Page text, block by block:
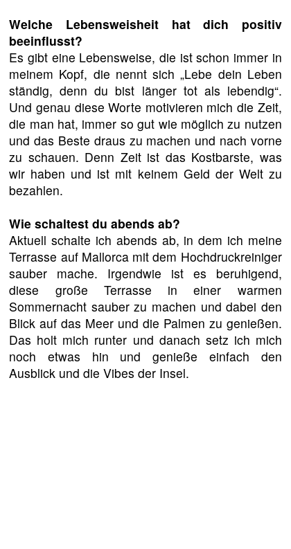
Welche Lebensweisheit hat dich positiv
beeinflusst?
Es gibt eine Lebensweise, die ist schon immer in
meinem Kopf, die nennt sich „Lebe dein Leben
ständig, denn du bist länger tot als lebendig“.
Und genau diese Worte motivieren mich die Zeit,
die man hat, immer so gut wie möglich zu nutzen
und das Beste draus zu machen und nach vorne
zu schauen. Denn Zeit ist das Kostbarste, was
wir haben und ist mit keinem Geld der Welt zu
bezahlen.
Wie schaltest du abends ab?
Aktuell schalte ich abends ab, in dem ich meine
Terrasse auf Mallorca mit dem Hochdruckreiniger
sauber mache. Irgendwie ist es beruhigend,
diese große Terrasse in einer warmen
Sommernacht sauber zu machen und dabei den
Blick auf das Meer und die Palmen zu genießen.
Das holt mich runter und danach setz ich mich
noch etwas hin und genieße einfach den
Ausblick und die Vibes der Insel.